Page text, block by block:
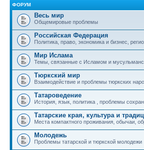
ФОРУМ
Весь мир
Общемировые проблемы
Российская Федерация
Политика, право, экономика и бизнес,
Мир Ислама
Темы, связанные с Исламом и
Тюркский мир
Взаимодействие и проблемы тюркских
Татароведение
История, язык, политика , проблемы
Татарские края, культура и
Места компактного проживания, обычаи,
Молодежь
Проблемы татарской и тюркской молодежи